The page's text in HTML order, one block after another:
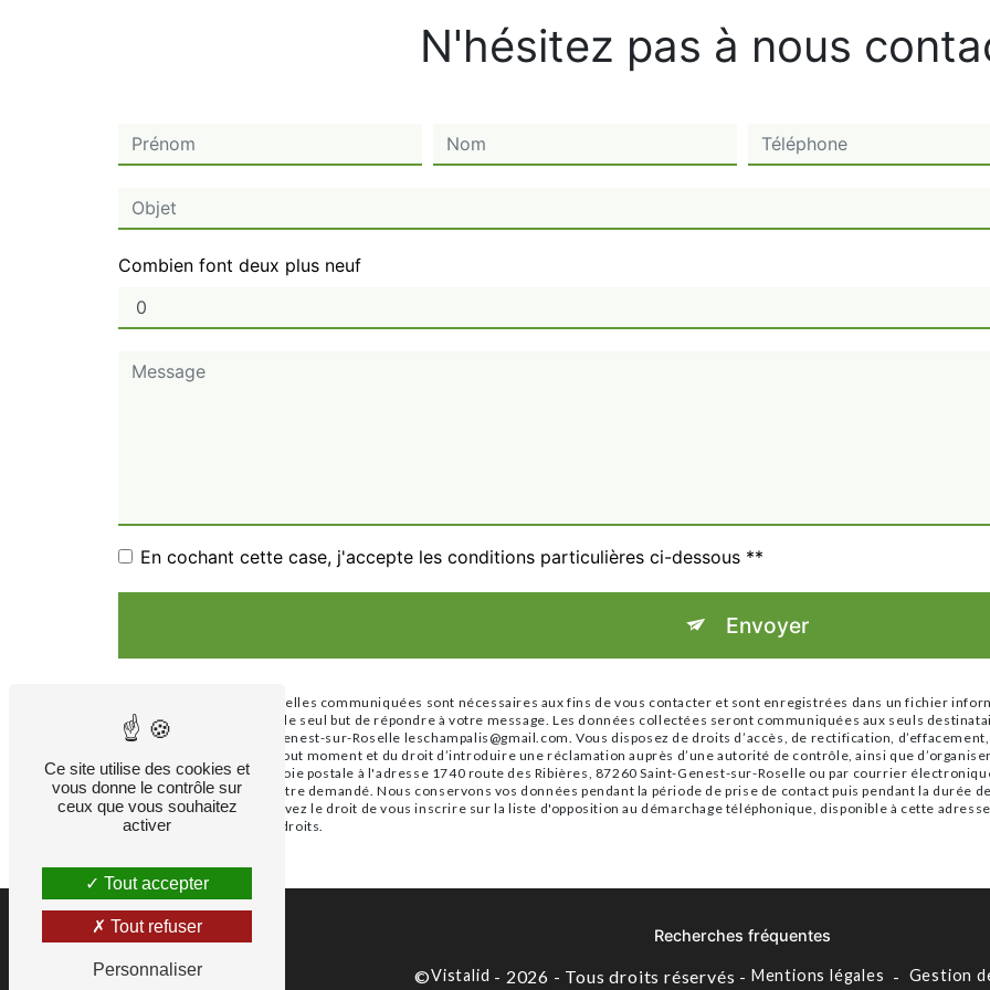
N'hésitez pas à nous
Combien font deux plus neuf
En cochant cette case, j'accepte les conditions particulières ci-dessous **
Envoyer
** Les données personnelles communiquées sont nécessaires aux fins de vous contacter et sont enregistrées dans un fichier
ses sous-traitants dans le seul but de répondre à votre message. Les données collectées seront communiquées aux seuls
Ribières, 87260 Saint-Genest-sur-Roselle leschampalis@gmail.com. Vous disposez de droits d’accès, de rectification,
votre consentement à tout moment et du droit d’introduire une réclamation auprès d’une autorité de contrôle, ainsi que
exercer ces droits par voie postale à l'adresse 1740 route des Ribières, 87260 Saint-Genest-sur-Roselle ou par courrier
d'identité pourra vous être demandé. Nous conservons vos données pendant la période de prise de contact puis pendant la durée
des contentieux. Vous avez le droit de vous inscrire sur la liste d'opposition au démarchage téléphonique, disponible à cette
d’informations sur vos droits.
Recherches fréquentes
©Vistalid - 2026 - Tous droits réservés - Mentions légales - Gestion
Ce site utilise des cookies et
vous donne le contrôle sur
ceux que vous souhaitez
activer
Tout accepter
Tout refuser
Personnaliser